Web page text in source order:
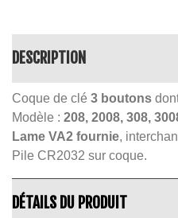
DESCRIPTION
Coque de clé 3 boutons
Modèle : 208, 2008, 308,
Lame VA2 fournie,
Pile CR2032 sur coque.
DÉTAILS DU PRODUIT